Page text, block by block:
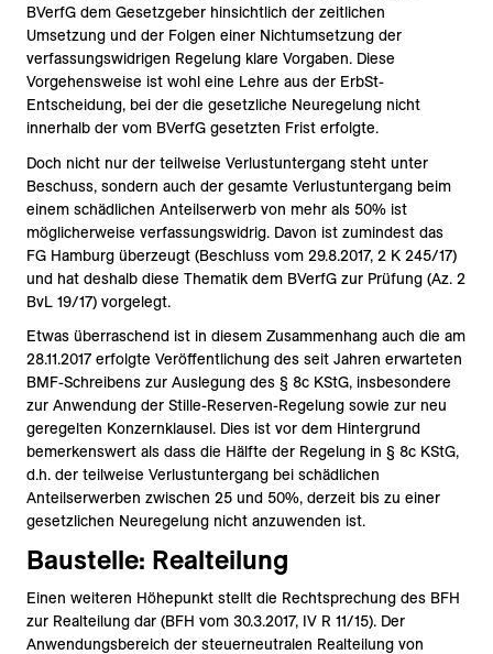
BVerfG dem Gesetzgeber hinsichtlich der zeitlichen
Umsetzung und der Folgen einer Nichtumsetzung der
verfassungswidrigen Regelung klare Vorgaben. Diese
Vorgehensweise ist wohl eine Lehre aus der ErbSt-
Entscheidung, bei der die gesetzliche Neuregelung nicht
innerhalb der vom BVerfG gesetzten Frist erfolgte.
Doch nicht nur der teilweise Verlustuntergang steht unter
Beschuss, sondern auch der gesamte Verlustuntergang beim
einem schädlichen Anteilserwerb von mehr als 50% ist
möglicherweise verfassungswidrig. Davon ist zumindest das
FG Hamburg überzeugt (Beschluss vom 29.8.2017, 2 K 245/17)
und hat deshalb diese Thematik dem BVerfG zur Prüfung (Az. 2
BvL 19/17) vorgelegt.
Etwas überraschend ist in diesem Zusammenhang auch die am
28.11.2017 erfolgte Veröffentlichung des seit Jahren erwarteten
BMF-Schreibens zur Auslegung des § 8c KStG, insbesondere
zur Anwendung der Stille-Reserven-Regelung sowie zur neu
geregelten Konzernklausel. Dies ist vor dem Hintergrund
bemerkenswert als dass die Hälfte der Regelung in § 8c KStG,
d.h. der teilweise Verlustuntergang bei schädlichen
Anteilserwerben zwischen 25 und 50%, derzeit bis zu einer
gesetzlichen Neuregelung nicht anzuwenden ist.
Baustelle: Realteilung
Einen weiteren Höhepunkt stellt die Rechtsprechung des BFH
zur Realteilung dar (BFH vom 30.3.2017, IV R 11/15). Der
Anwendungsbereich der steuerneutralen Realteilung von